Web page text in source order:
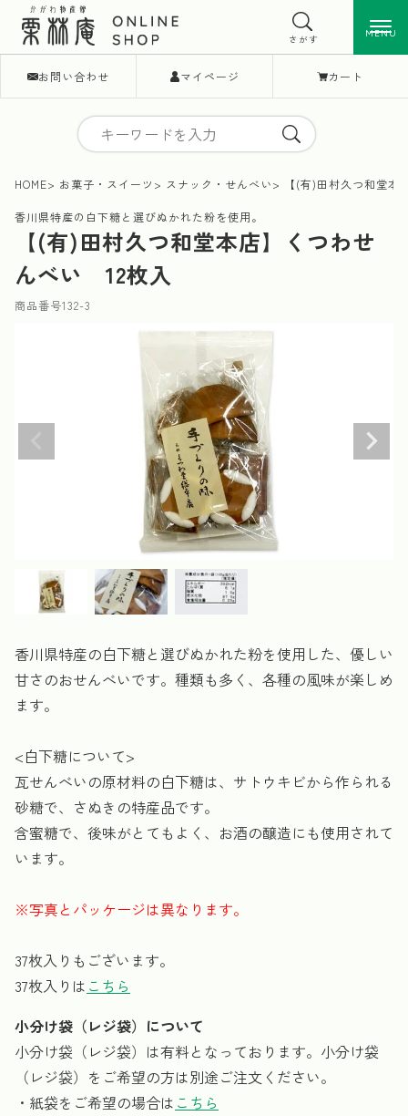
お問い合わせ マイページ カート
MENU
さがす MENU
HOME お菓子・スイーツ スナック・せんべい 【(有)田村久つ和堂
香川県特産の白下糖と選びぬかれた粉を使用。
【(有)田村久つ和堂本店】くつわせ
んべい 12枚入
商品番号132-3
香川県特産の白下糖と選びぬかれた粉を使用した、優しい
甘さのおせんべいです。種類も多く、各種の風味が楽しめ
ます。
<白下糖について>
瓦せんべいの原材料の白下糖は、サトウキビから作られる
砂糖で、さぬきの特産品です。
含蜜糖で、後味がとてもよく、お酒の醸造にも使用されて
います。
※写真とパッケージは異なります。
37枚入りもございます。
37枚入りは こちら
小分け袋（レジ袋）について
小分け袋（レジ袋）は有料となっております。小分け袋
（レジ袋）をご希望の方は別途ご注文ください。
・紙袋をご希望の場合は こちら